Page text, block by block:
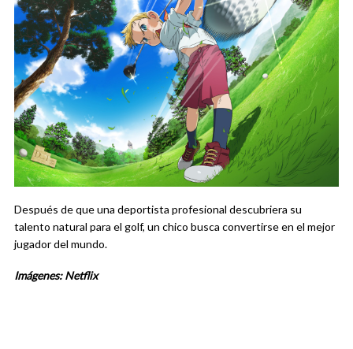
Después de que una deportista profesional descubriera su
talento natural para el golf, un chico busca convertirse en el mejor
jugador del mundo.
Imágenes: Netflix